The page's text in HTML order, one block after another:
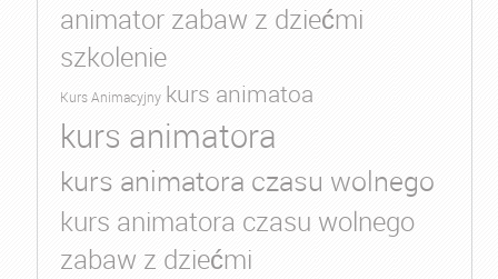
animator zabaw z dziećmi
szkolenie
Kurs Animacyjny kurs animatoa
kurs animatora
kurs animatora czasu wolnego
kurs animatora czasu wolnego
zabaw z dziećmi